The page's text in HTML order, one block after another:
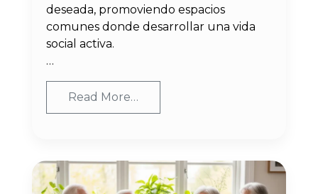
deseada, promoviendo espacios
comunes donde desarrollar una vida
social activa.
…
Read More…